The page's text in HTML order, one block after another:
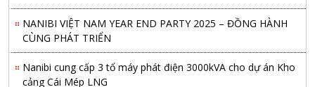
NANIBI VIỆT NAM YEAR END PARTY 2025 – ĐỒNG HÀNH
CÙNG PHÁT TRIỂN
Nanibi cung cấp 3 tổ máy phát điện 3000kVA cho dự án Kho
cảng Cái Mép LNG